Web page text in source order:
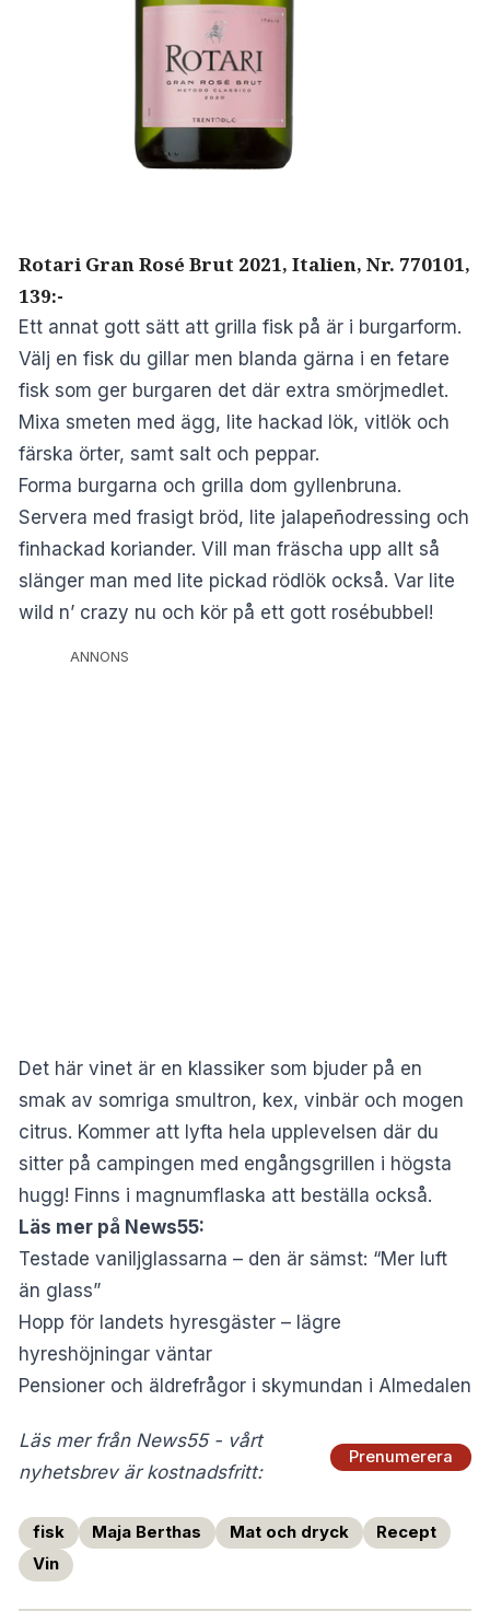
Rotari Gran Rosé Brut 2021, Italien, Nr. 770101,
139:-
Ett annat gott sätt att grilla fisk på är i burgarform.
Välj en fisk du gillar men blanda gärna i en fetare
fisk som ger burgaren det där extra smörjmedlet.
Mixa smeten med ägg, lite hackad lök, vitlök och
färska örter, samt salt och peppar.
Forma burgarna och grilla dom gyllenbruna.
Servera med frasigt bröd, lite jalapeñodressing och
finhackad koriander. Vill man fräscha upp allt så
slänger man med lite pickad rödlök också. Var lite
wild n’ crazy nu och kör på ett gott rosébubbel!
ANNONS
Det här vinet är en klassiker som bjuder på en
smak av somriga smultron, kex, vinbär och mogen
citrus. Kommer att lyfta hela upplevelsen där du
sitter på campingen med engångsgrillen i högsta
hugg! Finns i magnumflaska att beställa också.
Läs mer på News55:
Testade vaniljglassarna – den är sämst: “Mer luft
än glass”
Hopp för landets hyresgäster – lägre
hyreshöjningar väntar
Pensioner och äldrefrågor i skymundan i Almedalen
Läs mer från News55 - vårt
nyhetsbrev är kostnadsfritt:
Prenumerera
fisk Maja Berthas Mat och dryck
Recept
Vin